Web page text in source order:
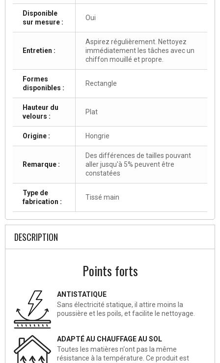
Disponible
sur mesure :
Oui
Entretien :
Aspirez régulièrement. Nettoyez
immédiatement les tâches avec un
chiffon mouillé et propre.
Formes
disponibles :
Rectangle
Hauteur du
velours :
Plat
Origine : Hongrie
Remarque :
Des différences de tailles pouvant
aller jusqu'à 5% peuvent être
constatées
Type de
fabrication :
Tissé main
DESCRIPTION
Points forts
ANTISTATIQUE
Sans électricité statique, il attire moins la
poussière et les poils, et facilite le nettoyage.
ADAPTÉ AU CHAUFFAGE AU SOL
Toutes les matières n‘ont pas la même
résistance à la température. Ce produit est